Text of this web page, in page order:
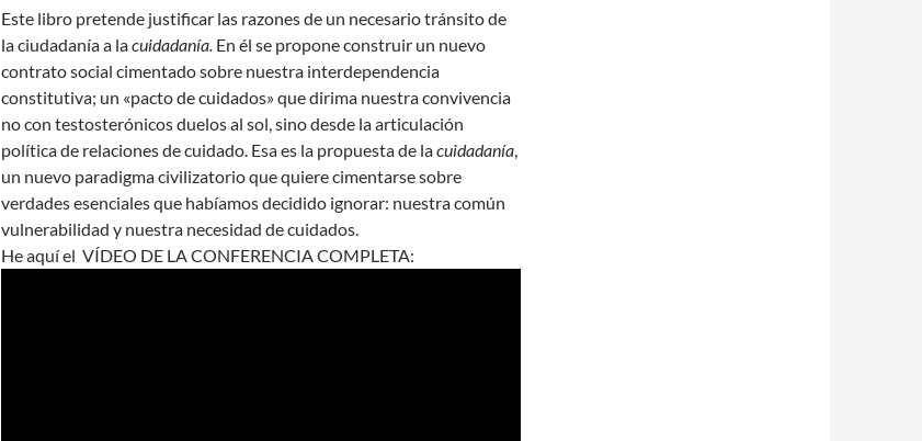
Este libro pretende justificar las razones de un necesario tránsito de
la ciudadanía a lacuidadanía. En él se propone construir un nuevo
contrato social cimentado sobre nuestra interdependencia
constitutiva; un «pacto de cuidados» que dirima nuestra convivencia
no con testosterónicos duelos al sol, sino desde la articulación
política de relaciones de cuidado. Esa es la propuesta de lacuidadanía,
un nuevo paradigma civilizatorio que quiere cimentarse sobre
verdades esenciales que habíamos decidido ignorar: nuestra común
vulnerabilidad y nuestra necesidad de cuidados.
He aquí el VÍDEO DE LA CONFERENCIA COMPLETA: